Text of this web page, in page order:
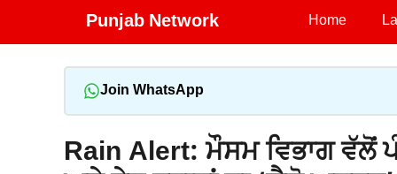
Punjab Network Home
Join WhatsApp
Rain Alert: ਮੌਸਮ ਵਿਭਾਗ ਵੱਲੋਂ